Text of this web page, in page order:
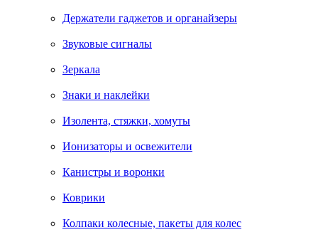
Держатели гаджетов и органайзеры
Звуковые сигналы
Зеркала
Знаки и наклейки
Изолента, стяжки, хомуты
Ионизаторы и освежители
Канистры и воронки
Коврики
Колпаки колесные, пакеты для колес